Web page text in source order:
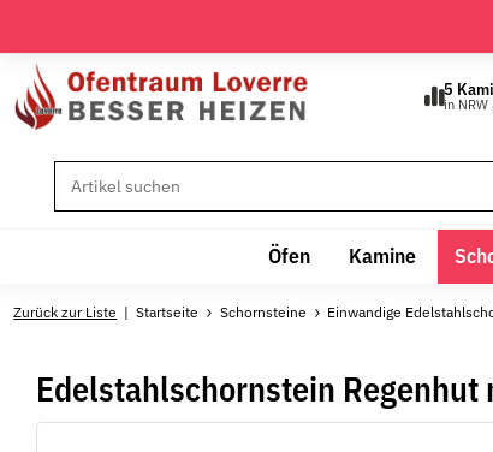
5
in NRW
Öfen Kamine
Zurück zur Liste Startseite Schornsteine Einwandige
Edelstahlschornstein